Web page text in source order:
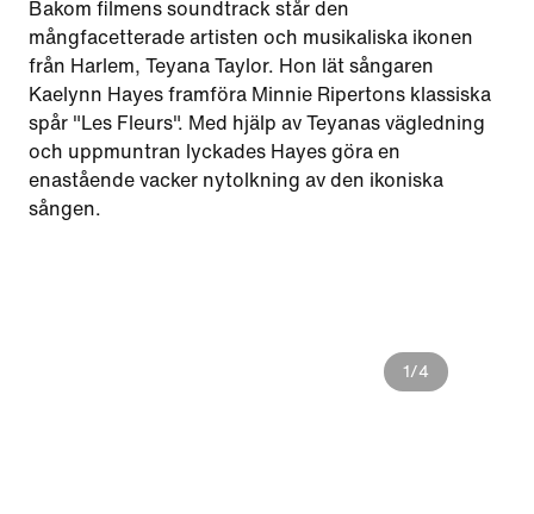
Bakom filmens soundtrack står den
mångfacetterade artisten och musikaliska ikonen
från Harlem, Teyana Taylor. Hon lät sångaren
Kaelynn Hayes framföra Minnie Ripertons klassiska
spår "Les Fleurs". Med hjälp av Teyanas vägledning
och uppmuntran lyckades Hayes göra en
enastående vacker nytolkning av den ikoniska
sången.
1 /4